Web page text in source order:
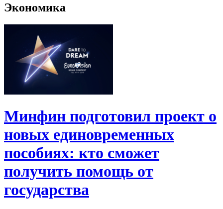
Экономика
Минфин подготовил проект о
новых единовременных
пособиях: кто сможет
получить помощь от
государства